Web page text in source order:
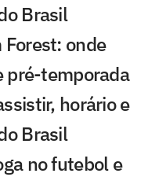
Brasil
onde
pré-temporada
horário e
Brasil
no futebol e